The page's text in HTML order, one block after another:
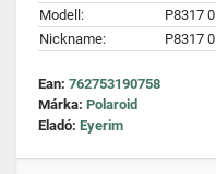
Modell:
P8317
Nickname:
P8317
Ean: 762753190758
Márka: Polaroid
Eladó: Eyerim